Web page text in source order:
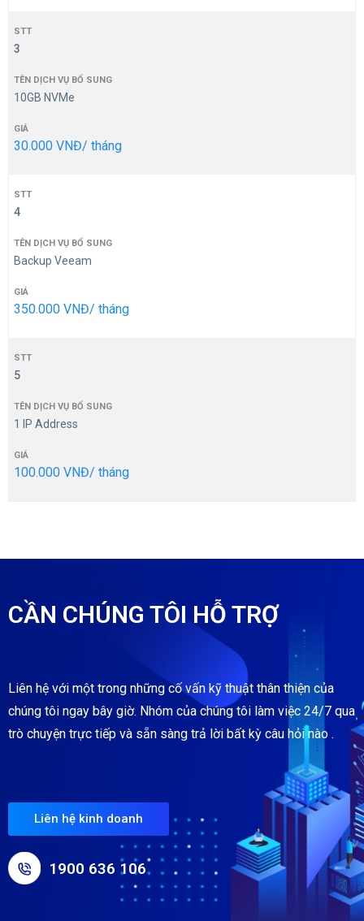
3
10GB NVMe
30.000 VNĐ/ tháng
4
Backup Veeam
350.000 VNĐ/ tháng
5
1 IP Address
100.000 VNĐ/ tháng
CẦN CHÚNG TÔI HỖ TRỢ
Liên hệ với một trong những cố vấn kỹ thuật thân thiện của
chúng tôi ngay bây giờ. Nhóm của chúng tôi làm việc 24/7 qua
trò chuyện trực tiếp và sẵn sàng trả lời bất kỳ câu hỏi nào .
Liên hệ kinh doanh
1900 636 106